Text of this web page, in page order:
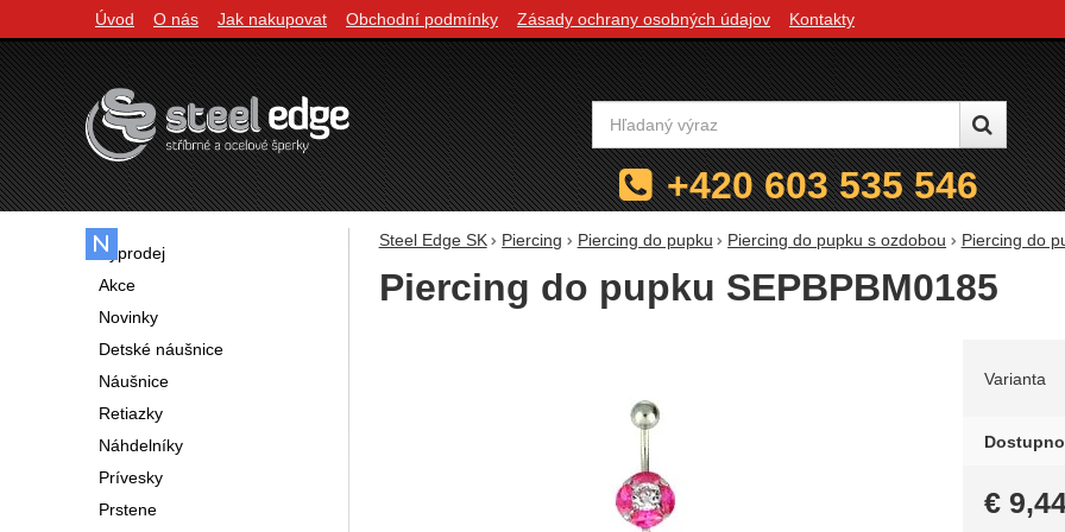
Steel Edge SK Piercing Piercing do pupku Piercing do pupku s ozdobou Piercing do
Piercing do pupku SEPBPBM0185
Zvoľte
Varianta
€
Výprodej
Akce
Novinky
Detské náušnice
Náušnice
Retiazky
Náhdelníky
Prívesky
Prstene
Navigácia
Úvod O nás Jak nakupovat Obchodní podmínky Zásady ochrany osobných údajov Kontakty
Vyhľadávanie
+420 603 535 546